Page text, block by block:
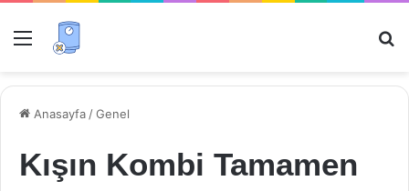
Menü
Anasayfa /Genel
Kışın Kombi Tamamen